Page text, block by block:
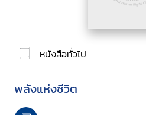
หนังสือทั่วไป
พลังแห่งชีวิต